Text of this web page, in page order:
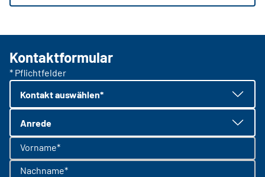
Kontaktformular
* Pflichtfelder
Kontakt auswählen*
Anrede
Vorname*
Nachname*